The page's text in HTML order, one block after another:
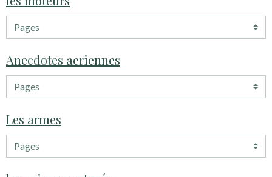
Anecdotes aeriennes
Les armes